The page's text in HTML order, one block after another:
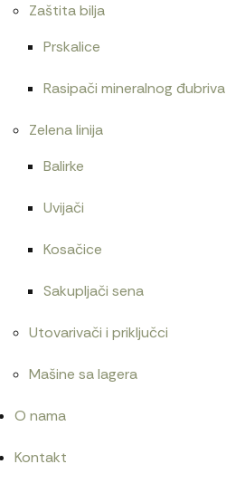
Zaštita bilja
Prskalice
Rasipači mineralnog đubriva
Zelena linija
Balirke
Uvijači
Kosačice
Sakupljači sena
Utovarivači i priključci
Mašine sa lagera
O nama
Kontakt